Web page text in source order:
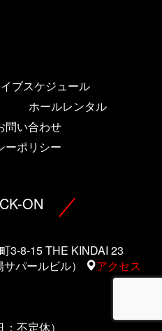
ブスケジュール
ホールレンタル
問い合わせ
ーポリシー
ON
3-8-15 THE KINDAI 23
パールビル）
アクセス
不定休）